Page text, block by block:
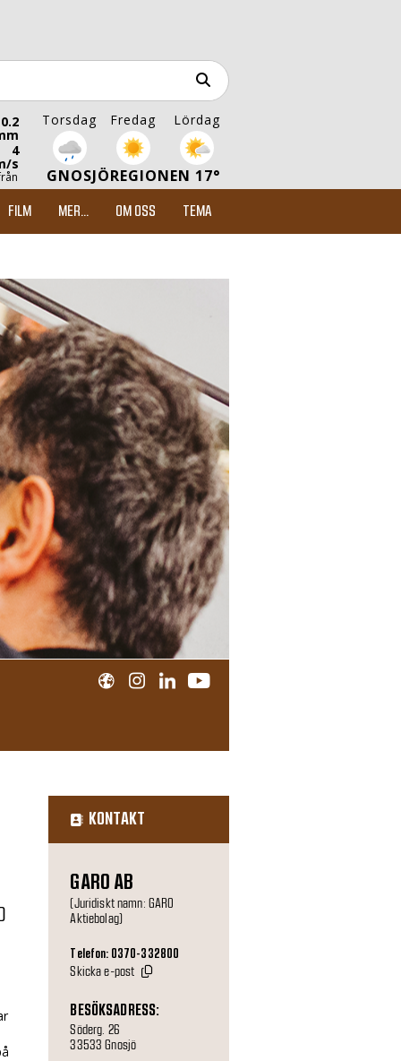
0.2
4
s
Torsdag Fredag Lördag
GNOSJÖREGIONEN 17°
FILM MER... OM OSS TEMA
KONTAKT
GARO AB
(Juridiskt namn: GARO
Aktiebolag)
Telefon: 0370-332800
Skicka e-post
BESÖKSADRESS:
Söderg. 26
33533 Gnosjö